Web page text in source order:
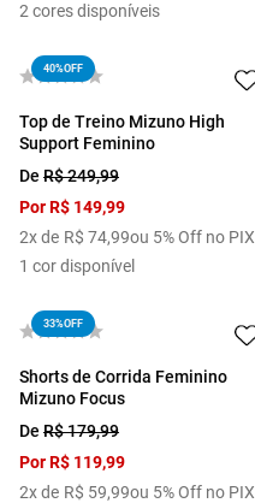
2 cores disponíveis
40%OFF
Top de Treino Mizuno High
Support Feminino
De R$249,99
PorR$ 149,99
2x de R$ 74,99ou 5% Off no PIX
1 cor disponível
33%OFF
Shorts de Corrida Feminino
Mizuno Focus
De R$179,99
PorR$ 119,99
2x de R$ 59,99ou 5% Off no PIX